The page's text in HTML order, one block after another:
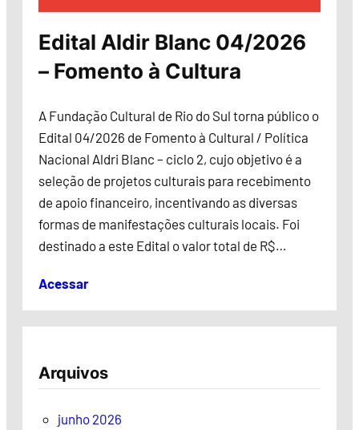
Edital Aldir Blanc 04/2026
– Fomento à Cultura
A Fundação Cultural de Rio do Sul torna público o
Edital 04/2026 de Fomento à Cultural / Política
Nacional Aldri Blanc – ciclo 2, cujo objetivo é a
seleção de projetos culturais para recebimento
de apoio financeiro, incentivando as diversas
formas de manifestações culturais locais. Foi
destinado a este Edital o valor total de R$…
Acessar
Arquivos
junho 2026